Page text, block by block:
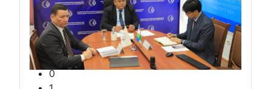
“Sunʼiy idrok davrida axborot xizmati trendlari va yangi ko‘nikmalar”